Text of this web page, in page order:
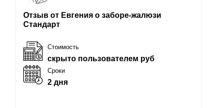
Отзыв от Евгения о заборе-жалюзи
Стандарт
Стоимость
скрыто пользователем руб
Сроки
2 дня